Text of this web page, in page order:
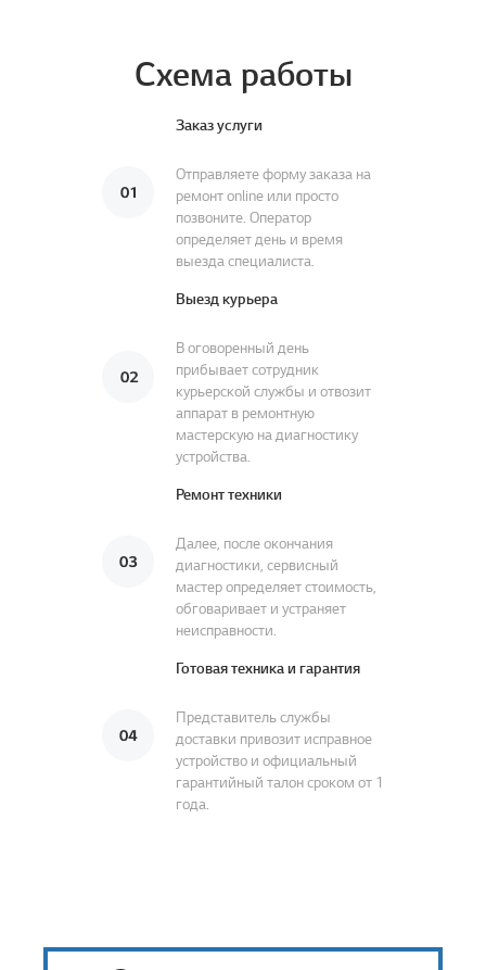
Схема работы
Заказ услуги
Отправляете форму заказа на
ремонт online или просто
позвоните. Оператор
определяет день и время
выезда специалиста.
Выезд курьера
В оговоренный день
прибывает сотрудник
курьерской службы и отвозит
аппарат в ремонтную
мастерскую на диагностику
устройства.
Ремонт техники
Далее, после окончания
диагностики, сервисный
мастер определяет стоимость,
обговаривает и устраняет
неисправности.
Готовая техника и гарантия
Представитель службы
доставки привозит исправное
устройство и официальный
гарантийный талон сроком от 1
года.